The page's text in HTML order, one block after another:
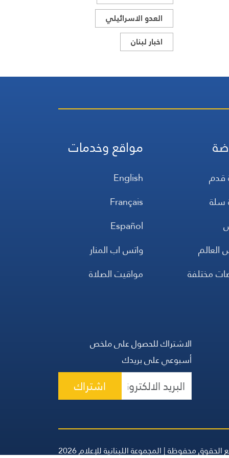
العدو الاسرائيلي
اخبار لبنان
قدم
سلة
العالم
مختلفة
مواقع وخدمات
English
Français
Español
واتس اب المنار
مواقيت الصلاة
الاشتراك للحصول على ملخص
أسبوعي على بريدك
اشتراك
الحقوق محفوظة | المجموعة اللبنانية للإعلام 2026